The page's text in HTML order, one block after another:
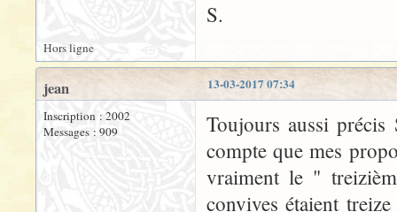
S.
Hors ligne
13-03-2017 07:34
jean
Inscription : 2002
Messages : 909
Toujours aussi
compte que mes
vraiment le "
convives étaient